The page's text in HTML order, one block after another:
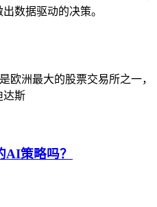
数据驱动的决策。
欧洲最大的股票交易所之一，
达斯
AI策略吗？